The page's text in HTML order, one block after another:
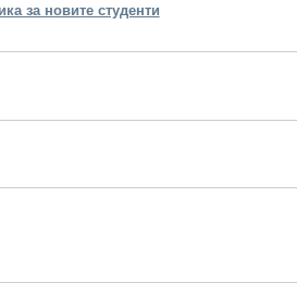
за новите студенти